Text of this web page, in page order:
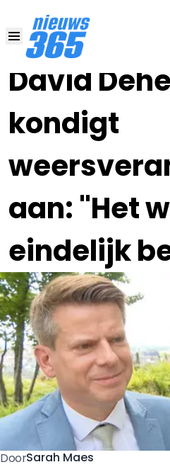
David
kondigt
aan: "Het
eindelijk
08 JUN , 9:00•
DoorSarah Maes